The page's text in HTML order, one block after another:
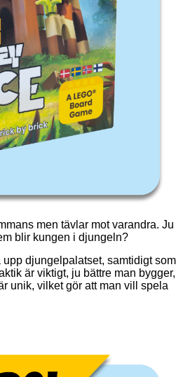
men tävlar mot varandra. Ju
blir kungen i djungeln?
djungelpalatset, samtidigt som
är viktigt, ju bättre man bygger,
unik, vilket gör att man vill spela